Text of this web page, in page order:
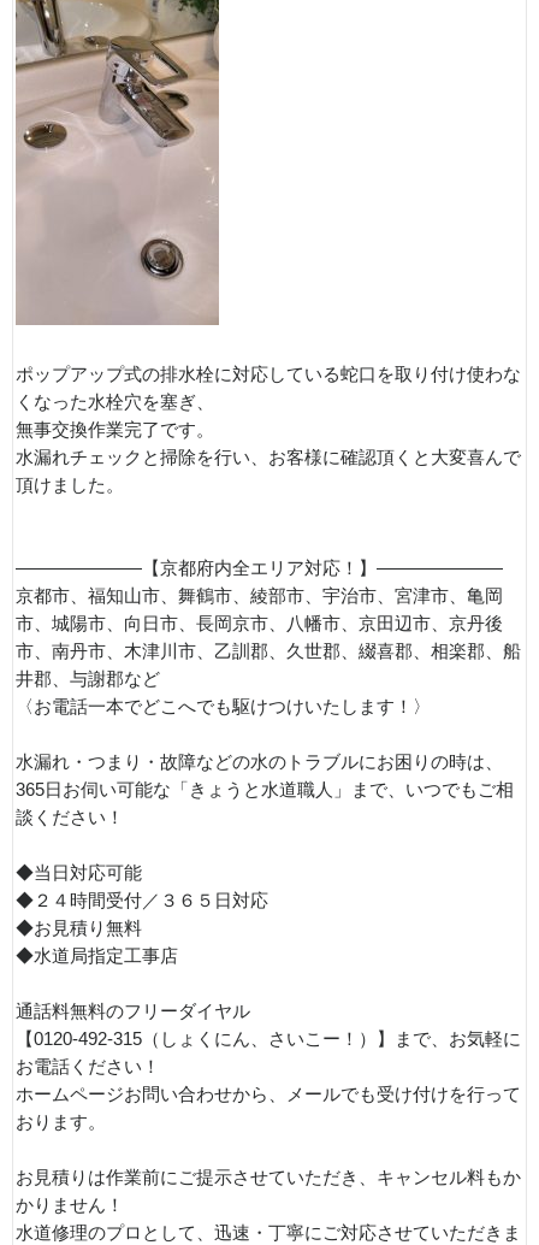
ポップアップ式の排水栓に対応している蛇口を取り付け使わな
くなった水栓穴を塞ぎ、
無事交換作業完了です。
水漏れチェックと掃除を行い、お客様に確認頂くと大変喜んで
頂けました。
———————【京都府内全エリア対応！】———————
京都市、福知山市、舞鶴市、綾部市、宇治市、宮津市、亀岡
市、城陽市、向日市、長岡京市、八幡市、京田辺市、京丹後
市、南丹市、木津川市、乙訓郡、久世郡、綴喜郡、相楽郡、船
井郡、与謝郡など
〈お電話一本でどこへでも駆けつけいたします！〉
水漏れ・つまり・故障などの水のトラブルにお困りの時は、
365日お伺い可能な「きょうと水道職人」まで、いつでもご相
談ください！
◆当日対応可能
◆２４時間受付／３６５日対応
◆お見積り無料
◆水道局指定工事店
通話料無料のフリーダイヤル
【0120-492-315（しょくにん、さいこー！）】まで、お気軽に
お電話ください！
ホームページお問い合わせから、メールでも受け付けを行って
おります。
お見積りは作業前にご提示させていただき、キャンセル料もか
かりません！
水道修理のプロとして、迅速・丁寧にご対応させていただきま